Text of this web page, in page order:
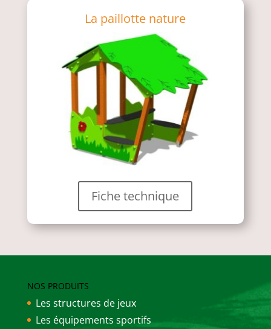
La paillotte nature
Fiche technique
NOS PRODUITS
Les structures de jeux
Les équipements sportifs